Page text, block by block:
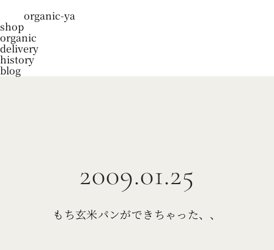
organic-ya
shop
organic
delivery
history
blog
2009.01.25
もち玄米パンができちゃった、、